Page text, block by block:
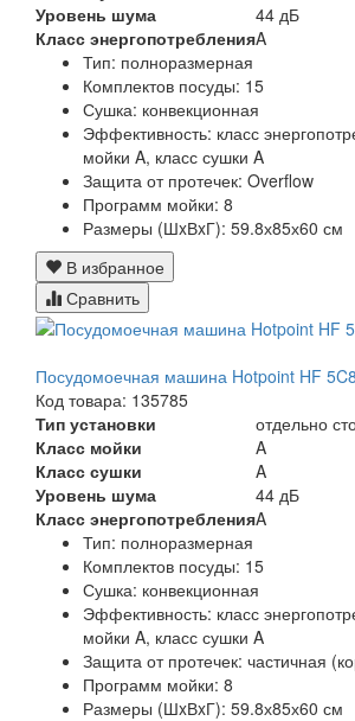
Уровень шума
44 дБ
Класс энергопотребленияA
Тип: полноразмерная
Комплектов посуды: 15
Сушка: конвекционная
Эффективность: класс
мойки A, класс сушки A
Защита от протечек: Overflow
Программ мойки: 8
Размеры (ШxВxГ): 59.8х85х60 см
В избранное
Сравнить
Посудомоечная машина Hotpoint HF
Код товара: 135785
Тип установки
отдельно
Класс мойки
A
Класс сушки
A
Уровень шума
44 дБ
Класс энергопотребленияA
Тип: полноразмерная
Комплектов посуды: 15
Сушка: конвекционная
Эффективность: класс
мойки A, класс сушки A
Защита от протечек: частичная
Программ мойки: 8
Размеры (ШxВxГ): 59.8х85х60 см